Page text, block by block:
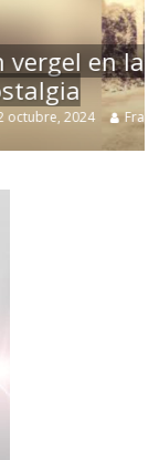
la
0